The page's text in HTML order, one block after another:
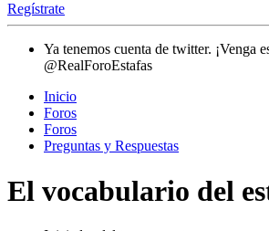
Regístrate
Ya tenemos cuenta de twitter. ¡Venga
@RealForoEstafas
Inicio
Foros
Foros
Preguntas y Respuestas
El vocabulario del